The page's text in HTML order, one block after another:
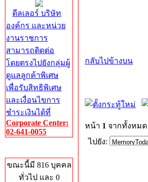
ดีลเลอร์ บริษัท
องค์กร และหน่วย
งานราชการ
สามารถติดต่อ
โดยตรงไปยังกลุ่มผู้
ดูแลลูกค้าพิเศษ
เพื่อรับสิทธิพิเศษ
และเงื่อนไขการ
ชำระเงินได้ที่
Corporate Center:
02-641-0055
ขณะนี้มี 816 บุคคล
ทั่วไป และ 0
กลับไปข้างบน
หน้า 1 จากทั้งหมด
ไปยัง: